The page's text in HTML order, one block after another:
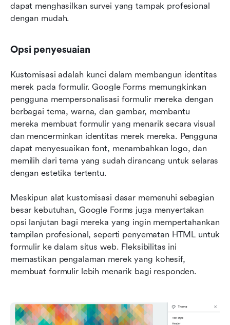
dapat menghasilkan survei yang tampak profesional
dengan mudah.
Opsi penyesuaian
Kustomisasi adalah kunci dalam membangun identitas
merek pada formulir. Google Forms memungkinkan
pengguna mempersonalisasi formulir mereka dengan
berbagai tema, warna, dan gambar, membantu
mereka membuat formulir yang menarik secara visual
dan mencerminkan identitas merek mereka. Pengguna
dapat menyesuaikan font, menambahkan logo, dan
memilih dari tema yang sudah dirancang untuk selaras
dengan estetika tertentu.
Meskipun alat kustomisasi dasar memenuhi sebagian
besar kebutuhan, Google Forms juga menyertakan
opsi lanjutan bagi mereka yang ingin mempertahankan
tampilan profesional, seperti penyematan HTML untuk
formulir ke dalam situs web. Fleksibilitas ini
memastikan pengalaman merek yang kohesif,
membuat formulir lebih menarik bagi responden.